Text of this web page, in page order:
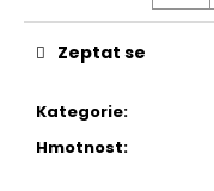
Kategorie:
Hmotnost:
Zeptat se
u
u